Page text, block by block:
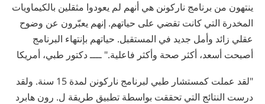
ينتهون من برنامج ناركونن هي أنهم لم يعودوا مثقلين بالكيماويات
المخدرة التي كانت تقضي على حياتهم. إنهم يعبّرون عن وضوح
عقلي زائد وأمل جديد في المستقبل. حياتهم بإنتهاء البرنامج
أصبحت أسعد، أكثر صحة وأكثر فاعلية." ــــ دكتور طبي، أمريكا
"لقد عملت كمستشار طبي لبرنامج ناركونن لمدة 15 سنة. ولقد
درست النتائج التي تحققت بواسطة تطبيق طريقة ل. رون هابرد